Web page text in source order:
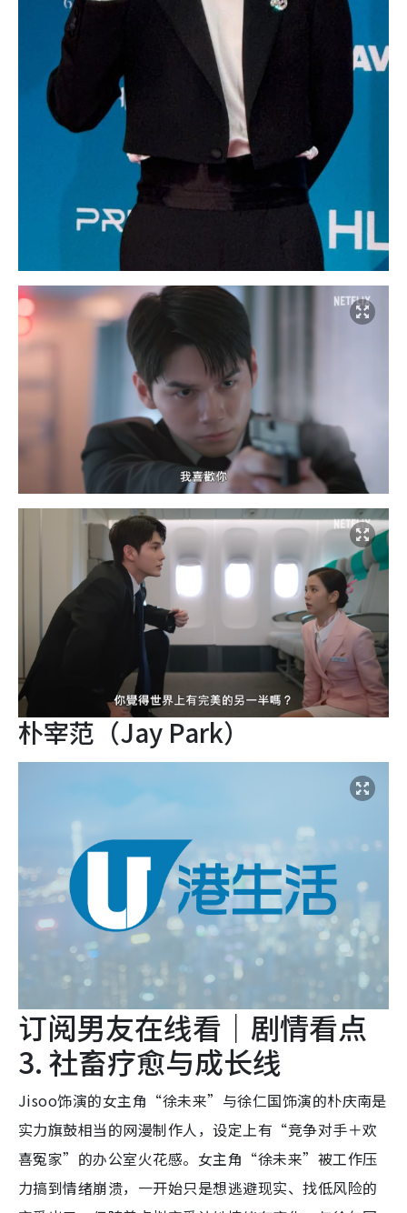
朴宰范（Jay Park）
订阅男友在线看｜剧情看点
3. 社畜疗愈与成长线
Jisoo饰演的女主角“徐未来”与徐仁国饰演的朴庆南是
实力旗鼓相当的网漫制作人，设定上有“竞争对手＋欢
喜冤家”的办公室火花感。女主角“徐未来”被工作压
力搞到情绪崩溃，一开始只是想逃避现实、找低风险的